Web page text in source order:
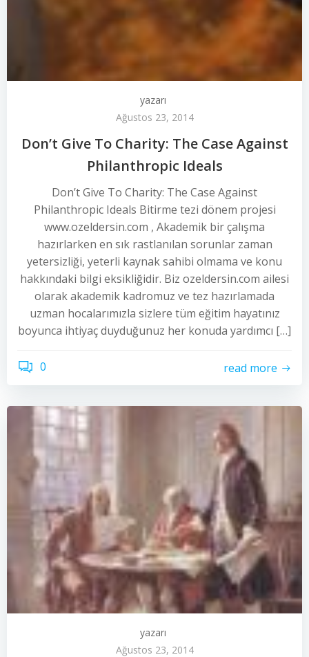
yazarı
Ağustos 23, 2014
Don’t Give To Charity: The Case Against
Philanthropic Ideals
Don’t Give To Charity: The Case Against
Philanthropic Ideals Bitirme tezi dönem projesi
www.ozeldersin.com , Akademik bir çalışma
hazırlarken en sık rastlanılan sorunlar zaman
yetersizliği, yeterli kaynak sahibi olmama ve konu
hakkındaki bilgi eksikliğidir. Biz ozeldersin.com ailesi
olarak akademik kadromuz ve tez hazırlamada
uzman hocalarımızla sizlere tüm eğitim hayatınız
boyunca ihtiyaç duyduğunuz her konuda yardımcı […]
0 read more
yazarı
Ağustos 23, 2014